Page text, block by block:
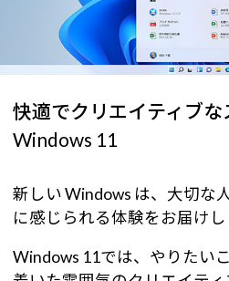
快適でクリエイティブな
Windows 11
新しい Windows は、大切な
に感じられる体験をお届けし
Windows 11では、やりたい